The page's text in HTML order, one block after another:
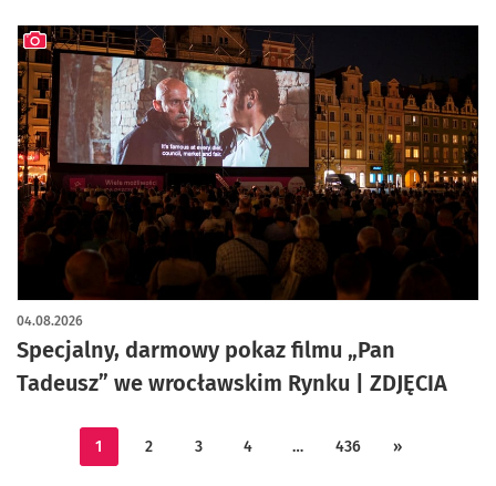
Specjalny, darmowy pokaz filmu „Pan
Tadeusz” we wrocławskim Rynku | ZDJĘCIA
04.08.2026
artykuł z galerią zdjęć
1 2 3 4 … 436 »